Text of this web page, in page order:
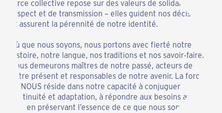
force collective repose sur des valeurs de solidarité, de
respect et de transmission – elles guident nos décisions
et assurent la pérennité de notre identité.
Où que nous soyons, nous portons avec fierté notre
histoire, notre langue, nos traditions et nos savoir-faire.
Nous demeurons maîtres de notre passé, acteurs de
notre présent et responsables de notre avenir. La force
du NOUS réside dans notre capacité à conjuguer
continuité et adaptation, à répondre aux besoins actuels
tout en préservant l’essence de ce que nous sommes.